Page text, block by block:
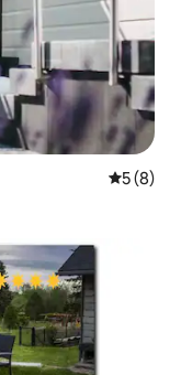
5 de
5 (8)